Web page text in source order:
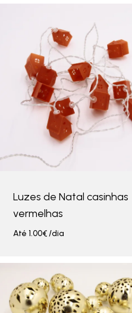
Luzes de Natal casinhas
vermelhas
Até 1.00€/dia